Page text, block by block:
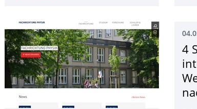
© jb
4